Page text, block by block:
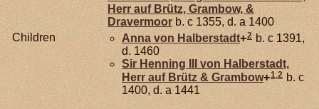
Herr auf Brütz, Grambow, &
Dravermoor b. c 1355, d. a 1400
Children
Anna von Halberstadt+2 b. c 1391,
d. 1460
Sir Henning III von Halberstadt,
Herr auf Brütz & Grambow+1,2 b. c
1400, d. a 1441